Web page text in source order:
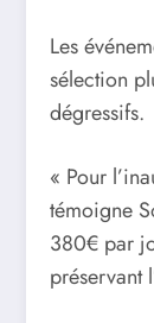
Les
sélection
dégressifs.
« Pour
témoigne
380€ par
préservant